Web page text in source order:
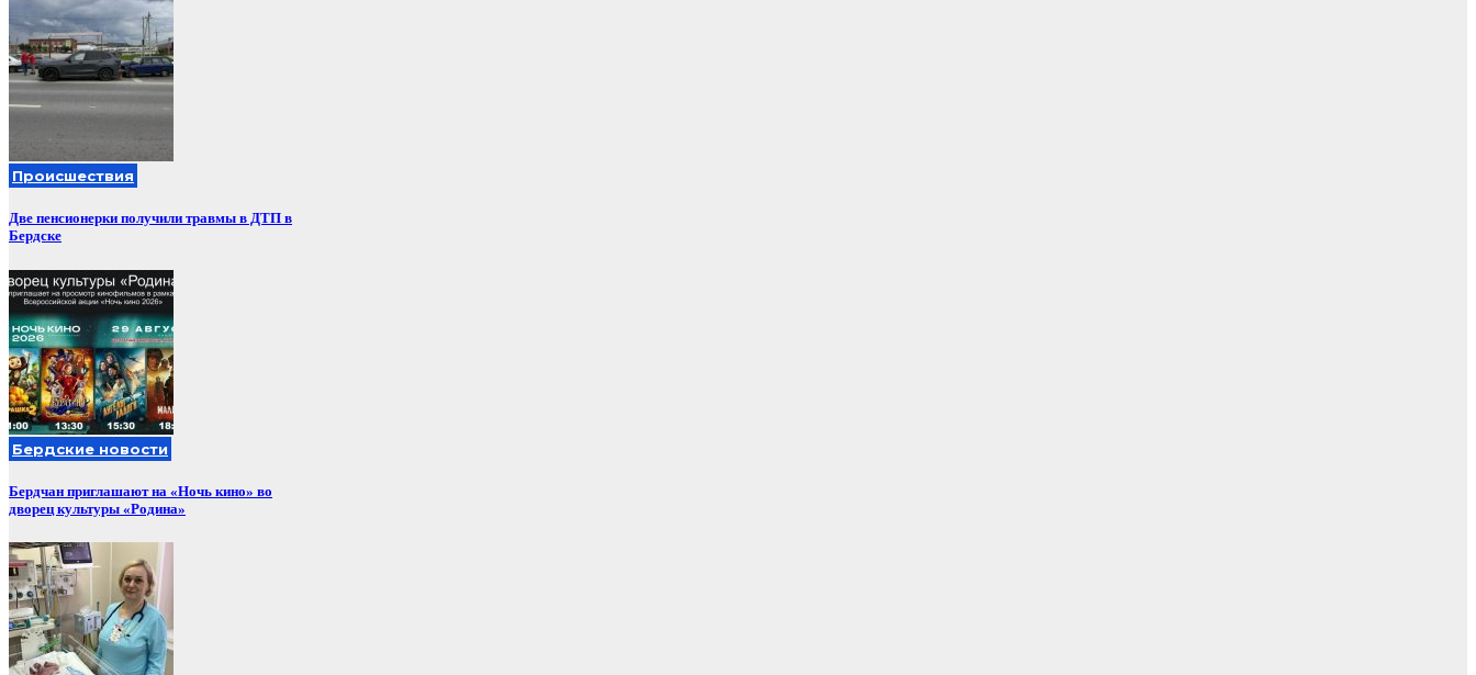
Происшествия
Две пенсионерки получили травмы в ДТП в
Бердске
Бердские новости
Бердчан приглашают на «Ночь кино» во
дворец культуры «Родина»